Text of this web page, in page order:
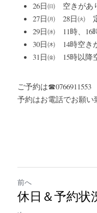
26日㈰　空きがあ
27日㈪　28日㈫　
29日㈬　11時、
30日㈭　14時空き
31日㈮　15時以降
ご予約は
予約はお電話でお願い
前へ
休日＆予約状